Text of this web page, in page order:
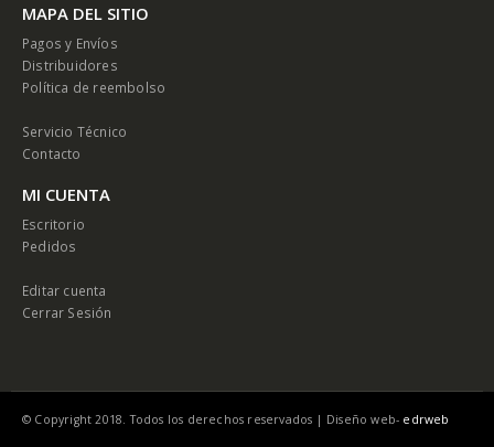
MAPA DEL SITIO
Pagos y Envíos
Distribuidores
Política de reembolso
Servicio Técnico
Contacto
MI CUENTA
Escritorio
Pedidos
Editar cuenta
Cerrar Sesión
© Copyright 2018. Todos los derechos reservados | Diseño web- edrweb